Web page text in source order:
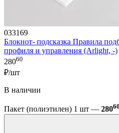
033169
Блокнот- подсказка Правила
профиля и управления (Arlight, -)
28060
₽/шт
В наличии
Пакет (полиэтилен) 1 шт — 28060